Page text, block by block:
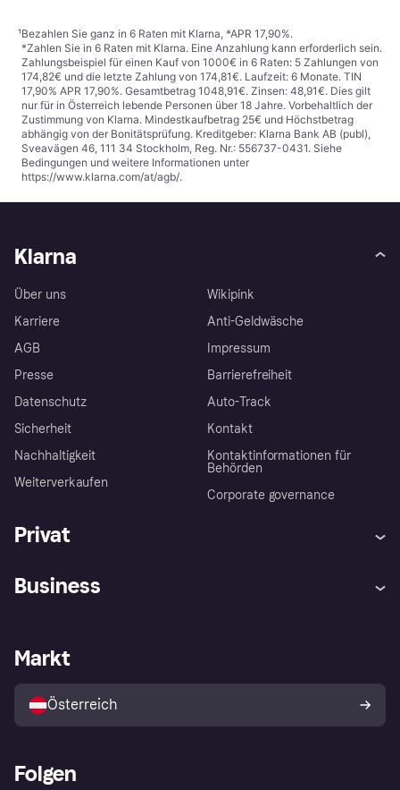
¹Bezahlen Sie ganz in 6 Raten mit Klarna, *APR 17,90%.
*Zahlen Sie in 6 Raten mit Klarna. Eine Anzahlung kann erforderlich sein.
Zahlungsbeispiel für einen Kauf von 1000€ in 6 Raten: 5 Zahlungen von
174,82€ und die letzte Zahlung von 174,81€. Laufzeit: 6 Monate. TIN
17,90% APR 17,90%. Gesamtbetrag 1048,91€. Zinsen: 48,91€. Dies gilt
nur für in Österreich lebende Personen über 18 Jahre. Vorbehaltlich der
Zustimmung von Klarna. Mindestkaufbetrag 25€ und Höchstbetrag
abhängig von der Bonitätsprüfung. Kreditgeber: Klarna Bank AB (publ),
Sveavägen 46, 111 34 Stockholm, Reg. Nr.: 556737-0431. Siehe
Bedingungen und weitere Informationen unter
https://www.klarna.com/at/agb/.
Klarna
Über uns
Karriere
AGB
Presse
Datenschutz
Sicherheit
Nachhaltigkeit
Weiterverkaufen
Wikipink
Anti-Geldwäsche
Impressum
Barrierefreiheit
Auto-Track
Kontakt
Kontaktinformationen für
Behörden
Corporate governance
Privat
Shops entdecken
Business
Händlerportal
Markt
Österreich
Folgen